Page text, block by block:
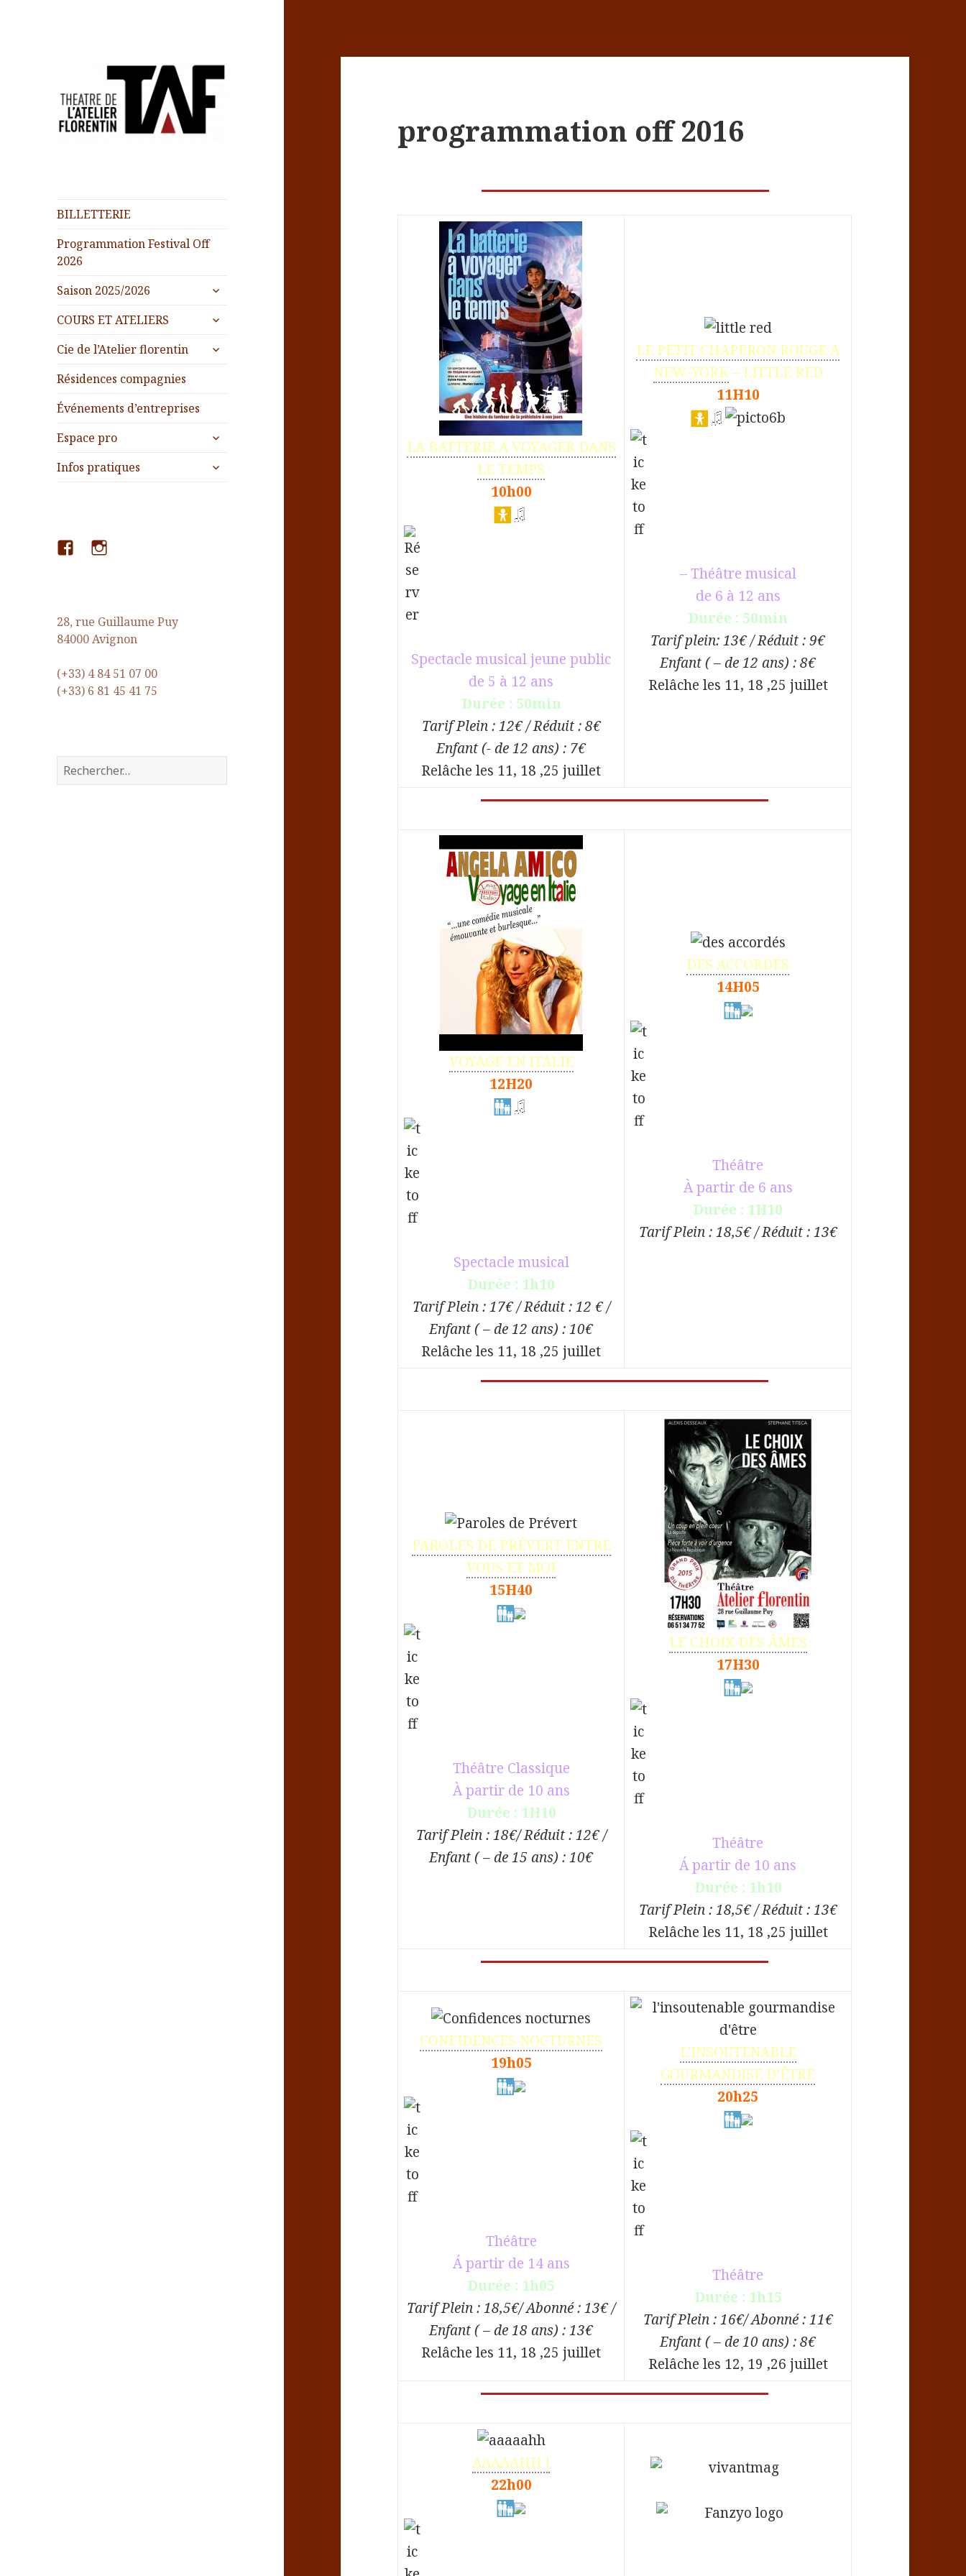
BILLETTERIE
Programmation Festival Off
2026
Saison 2025/2026
ouvrir
le
sous-
menu
COURS ET ATELIERS
ouvrir
le
sous-
menu
Cie de l’Atelier florentin
ouvrir
le
menu
Résidences compagnies
Événements d’entreprises
Espace pro
ouvrir
le
sous-
menu
Infos pratiques
ouvrir
le
FacebookInstagram
28, rue Guillaume Puy
84000 Avignon
(+33) 4 84 51 07 00
(+33) 6 81 45 41 75
Rechercher :
programmation off 2016
LA BATTERIE A VOYAGER DANS
LE TEMPS
10h00
Spectacle musical jeune public
de 5 à 12 ans
Durée : 50min
Tarif Plein : 12€ / Réduit : 8€
Enfant (- de 12 ans) : 7€
Relâche les 11, 18 ,25 juillet
LE PETIT CHAPERON ROUGE A
NEW-YORK– LITTLE RED
11H10
– Théâtre musical
de 6 à 12 ans
Durée : 50min
Tarif plein: 13€ / Réduit : 9€
Enfant ( – de 12 ans) : 8€
Relâche les 11, 18 ,25 juillet
VOYAGE EN ITALIE
12H20
Spectacle musical
Durée : 1h10
Tarif Plein : 17€ / Réduit : 12 €/
Enfant ( – de 12 ans) : 10€
Relâche les 11, 18 ,25 juillet
DES ACCORDÉS
14H05
Théâtre
À partir de 6 ans
Durée : 1H10
Tarif Plein : 18,5€ / Réduit : 13€
PAROLES DE PRÉVERT ENTRE
VOUS ET MOI
15H40
Théâtre Classique
À partir de 10 ans
Durée : 1H10
Tarif Plein : 18€/ Réduit : 12€ /
Enfant ( – de 15 ans) : 10€
LE CHOIX DES ÂMES
17H30
Théâtre
Á partir de 10 ans
Durée : 1h10
Tarif Plein : 18,5€ / Réduit : 13€
Relâche les 11, 18 ,25 juillet
CONFIDENCES NOCTURNES
19h05
Théâtre
Á partir de 14 ans
Durée : 1h05
Tarif Plein : 18,5€/ Abonné : 13€ /
Enfant ( – de 18 ans) : 13€
Relâche les 11, 18 ,25 juillet
L’INSOUTENABLE
GOURMANDISE D’ÊTRE
20h25
Théâtre
Durée : 1h15
Tarif Plein : 16€/ Abonné : 11€
Enfant ( – de 10 ans) : 8€
Relâche les 12, 19 ,26 juillet
AAAAAHH !
22h00